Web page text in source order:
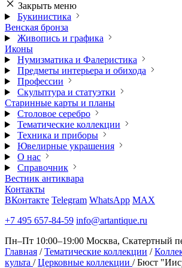
Закрыть меню
Букинистика
Венская бронза
Живопись и графика
Иконы
Нумизматика и Фалеристика
Предметы интерьера и обихода
Профессии
Скульптура и статуэтки
Старинные карты и планы
Столовое серебро
Тематические коллекции
Техника и приборы
Ювелирные украшения
О нас
Справочник
Вестник антиквара
Контакты
ВКонтакте Telegram WhatsApp MAX
+7 495 657-84-59 info@artantique.ru
Пн–Пт 10:00–19:00 Москва, Скатертный
Главная / Тематические коллекции /
культа / Церковные коллекции / Бюст